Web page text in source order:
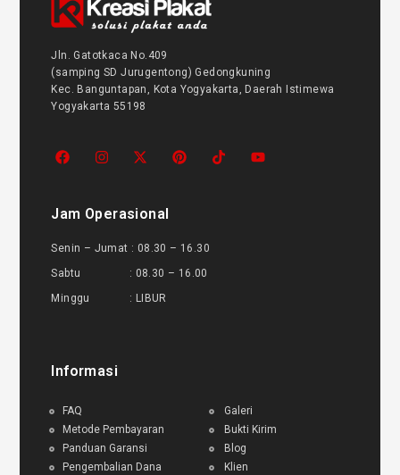
Jln. Gatotkaca No.409
(samping SD Jurugentong) Gedongkuning
Kec. Banguntapan, Kota Yogyakarta, Daerah Istimewa
Yogyakarta 55198
Jam Operasional
Senin – Jumat : 08.30 – 16.30
Sabtu : 08.30 – 16.00
Minggu : LIBUR
Informasi
FAQ
Metode Pembayaran
Panduan Garansi
Pengembalian Dana
Galeri
Bukti Kirim
Blog
Klien